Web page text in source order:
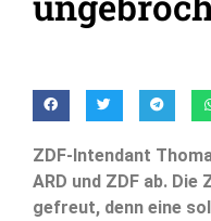
ZDF-Intendant
ARD und ZDF ab.
gefreut, denn eine